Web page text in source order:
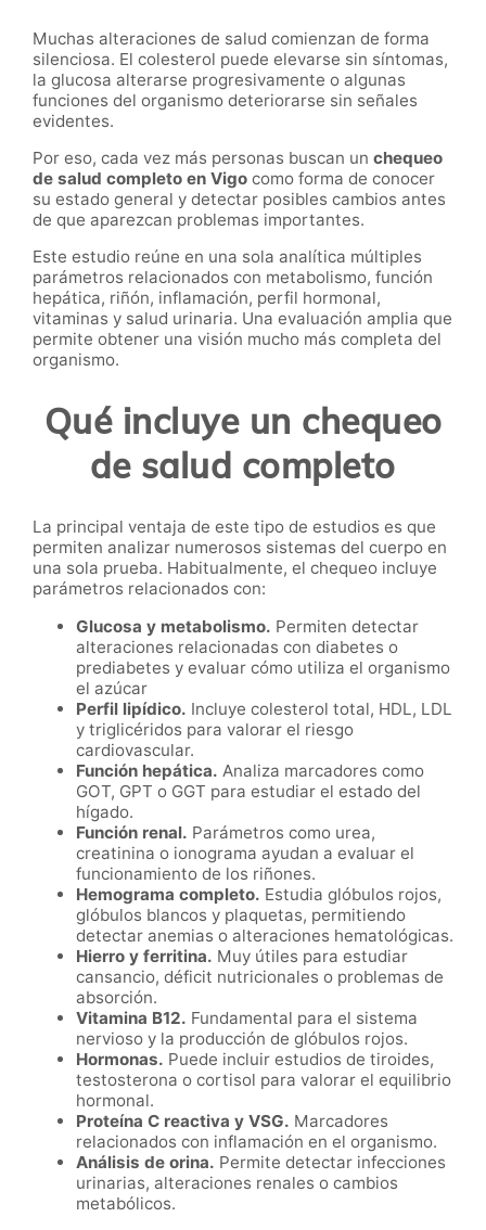
Muchas alteraciones de salud comienzan de forma
silenciosa. El colesterol puede elevarse sin síntomas,
la glucosa alterarse progresivamente o algunas
funciones del organismo deteriorarse sin señales
evidentes.
Por eso, cada vez más personas buscan un chequeo
de salud completo en Vigo como forma de conocer
su estado general y detectar posibles cambios antes
de que aparezcan problemas importantes.
Este estudio reúne en una sola analítica múltiples
parámetros relacionados con metabolismo, función
hepática, riñón, inflamación, perfil hormonal,
vitaminas y salud urinaria. Una evaluación amplia que
permite obtener una visión mucho más completa del
organismo.
Qué incluye un chequeo
de salud completo
La principal ventaja de este tipo de estudios es que
permiten analizar numerosos sistemas del cuerpo en
una sola prueba. Habitualmente, el chequeo incluye
parámetros relacionados con:
Glucosa y metabolismo. Permiten detectar
alteraciones relacionadas con diabetes o
prediabetes y evaluar cómo utiliza el organismo
el azúcar
Perfil lipídico. Incluye colesterol total, HDL, LDL
y triglicéridos para valorar el riesgo
cardiovascular.
Función hepática. Analiza marcadores como
GOT, GPT o GGT para estudiar el estado del
hígado.
Función renal. Parámetros como urea,
creatinina o ionograma ayudan a evaluar el
funcionamiento de los riñones.
Hemograma completo. Estudia glóbulos rojos,
glóbulos blancos y plaquetas, permitiendo
detectar anemias o alteraciones hematológicas.
Hierro y ferritina. Muy útiles para estudiar
cansancio, déficit nutricionales o problemas de
absorción.
Vitamina B12. Fundamental para el sistema
nervioso y la producción de glóbulos rojos.
Hormonas. Puede incluir estudios de tiroides,
testosterona o cortisol para valorar el equilibrio
hormonal.
Proteína C reactiva y VSG. Marcadores
relacionados con inflamación en el organismo.
Análisis de orina. Permite detectar infecciones
urinarias, alteraciones renales o cambios
metabólicos.